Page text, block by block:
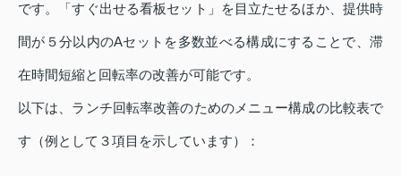
です。「すぐ出せる看板セット」を目立たせるほか、提供時
間が５分以内のAセットを多数並べる構成にすることで、滞
在時間短縮と回転率の改善が可能です。
以下は、ランチ回転率改善のためのメニュー構成の比較表で
す（例として３項目を示しています）：